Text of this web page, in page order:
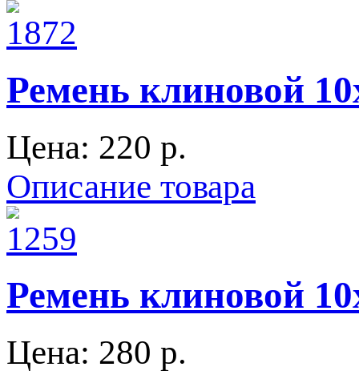
Ремень клиновой
Цена: 220 p.
Описание товара
Ремень клиновой
Цена: 280 p.